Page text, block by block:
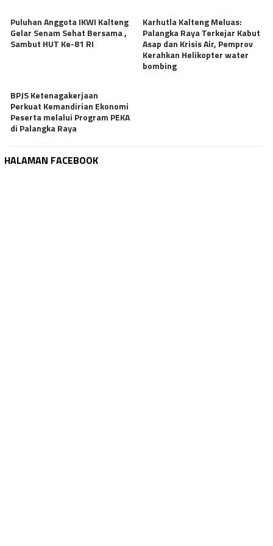
Puluhan Anggota IKWI Kalteng
Gelar Senam Sehat Bersama ,
Sambut HUT Ke-81 RI
Karhutla Kalteng Meluas:
Palangka Raya Terkejar Kabut
Asap dan Krisis Air, Pemprov
Kerahkan Helikopter water
bombing
BPJS Ketenagakerjaan
Perkuat Kemandirian Ekonomi
Peserta melalui Program PEKA
di Palangka Raya
HALAMAN FACEBOOK